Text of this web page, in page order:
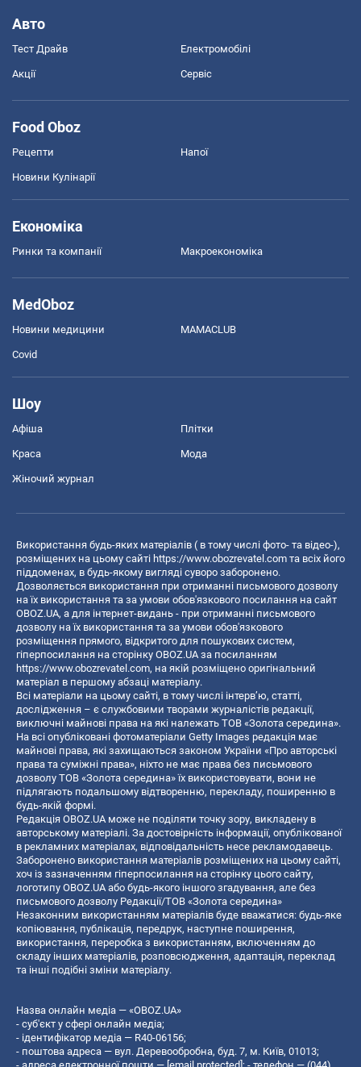
Авто
Тест Драйв Електромобілі
Акції Сервіс
Food Oboz
Рецепти Напої
Новини Кулінарії
Економіка
Ринки та компанії Макроекономіка
MedOboz
Новини медицини MAMACLUB
Covid
Шоу
Афіша Плітки
Краса Мода
Жіночий журнал
Використання будь-яких матеріалів ( в тому числі фото- та відео-),
розміщених на цьому сайті https://www.obozrevatel.com та всіх його
піддоменах, в будь-якому вигляді суворо заборонено.
Дозволяється використання при отриманні письмового дозволу
на їх використання та за умови обов'язкового посилання на сайт
OBOZ.UA, а для інтернет-видань - при отриманні письмового
дозволу на їх використання та за умови обов'язкового
розміщення прямого, відкритого для пошукових систем,
гіперпосилання на сторінку OBOZ.UA за посиланням
https://www.obozrevatel.com, на якій розміщено оригінальний
матеріал в першому абзаці матеріалу.
Всі матеріали на цьому сайті, в тому числі інтерв’ю, статті,
дослідження – є службовими творами журналістів редакції,
виключні майнові права на які належать ТОВ «Золота середина».
На всі опубліковані фотоматеріали Getty Images редакція має
майнові права, які захищаються законом України «Про авторські
права та суміжні права», ніхто не має права без письмового
дозволу ТОВ «Золота середина» їх використовувати, вони не
підлягають подальшому відтворенню, перекладу, поширенню в
будь-якій формі.
Редакція OBOZ.UA може не поділяти точку зору, викладену в
авторському матеріалі. За достовірність інформації, опублікованої
в рекламних матеріалах, відповідальність несе рекламодавець.
Заборонено використання матеріалів розміщених на цьому сайті,
хоч із зазначенням гіперпосилання на сторінку цього сайту,
логотипу OBOZ.UA або будь-якого іншого згадування, але без
письмового дозволу Редакції/ТОВ «Золота середина»
Незаконним використанням матеріалів буде вважатися: будь-яке
копiювання, публiкацiя, передрук, наступне поширення,
використання, переробка з використанням, включенням до
складу інших матеріалів, розповсюдження, адаптація, переклад
та інші подібні зміни матеріалу.
Назва онлайн медіа — «OBOZ.UA»
- суб'єкт у сфері онлайн медіа;
- ідентифікатор медіа — R40-06156;
- поштова адреса — вул. Деревообробна, буд. 7, м. Київ, 01013;